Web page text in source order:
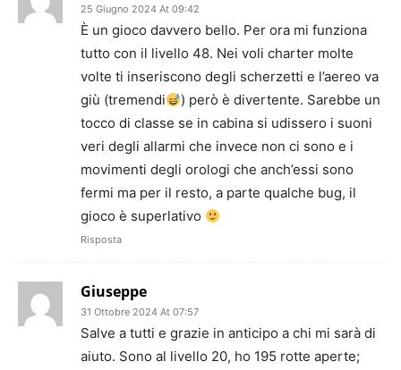
25 Giugno 2024 At 09:42
È un gioco davvero bello. Per ora mi funziona
tutto con il livello 48. Nei voli charter molte
volte ti inseriscono degli scherzetti e l’aereo va
giù (tremendi
) però è divertente. Sarebbe un
tocco di classe se in cabina si udissero i suoni
veri degli allarmi che invece non ci sono e i
movimenti degli orologi che anch’essi sono
fermi ma per il resto, a parte qualche bug, il
gioco è superlativo
Risposta
Giuseppe
31 Ottobre 2024 At 07:57
Salve a tutti e grazie in anticipo a chi mi sarà di
aiuto. Sono al livello 20, ho 195 rotte aperte;